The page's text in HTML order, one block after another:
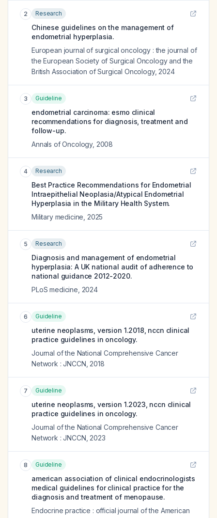
2 Research
Chinese guidelines on the management of
endometrial hyperplasia.
European journal of surgical oncology : the journal of
the European Society of Surgical Oncology and the
British Association of Surgical Oncology, 2024
3 Guideline
endometrial carcinoma: esmo clinical
recommendations for diagnosis, treatment and
follow-up.
Annals of Oncology, 2008
4 Research
Best Practice Recommendations for Endometrial
Intraepithelial Neoplasia/Atypical Endometrial
Hyperplasia in the Military Health System.
Military medicine 2025
5 Research
Diagnosis and management of endometrial
hyperplasia: A UK national audit of adherence to
national guidance 2012-2020.
PLoS medicine 2024
6 Guideline
uterine neoplasms, version 1.2018, nccn clinical
practice guidelines in oncology.
Journal of the National Comprehensive Cancer
Network : JNCCN 2018
7 Guideline
uterine neoplasms, version 1.2023, nccn clinical
practice guidelines in oncology.
Journal of the National Comprehensive Cancer
Network : JNCCN 2023
8 Guideline
american association of clinical endocrinologists
medical guidelines for clinical practice for the
diagnosis and treatment of menopause.
Endocrine practice : official journal of the American